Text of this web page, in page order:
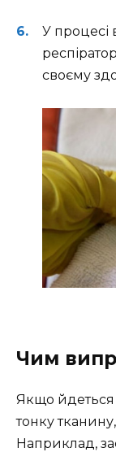
У процесі
своєму
Чим
Якщо
тонку
Наприклад,